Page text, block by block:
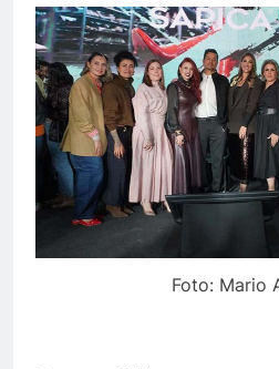
Foto: Mario